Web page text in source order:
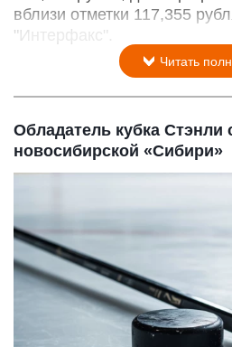
вблизи отметки 117,355
"Интерфакс".
Читать
Обладатель кубка Стэнли
новосибирской «Сибири»